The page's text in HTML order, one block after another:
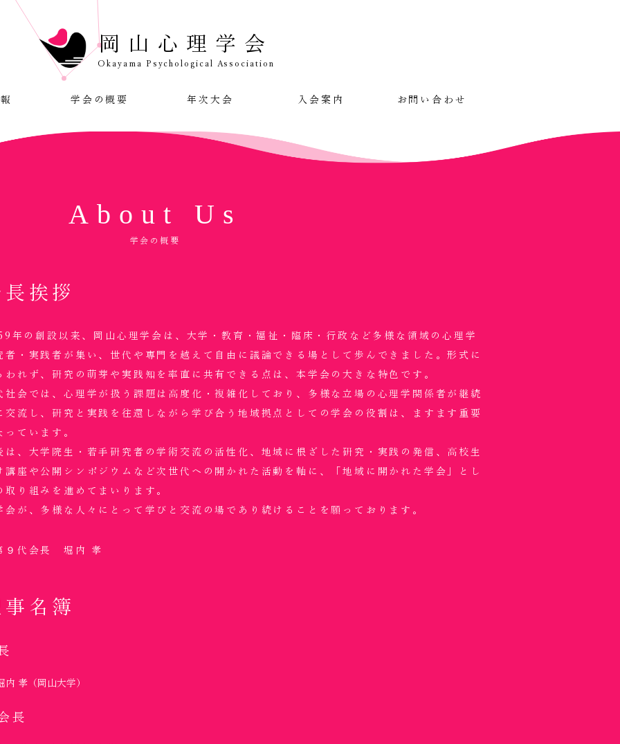
岡山心理学会
Okayama Psychological Association
学会の概要 年次大会 入会案内 お問い合わせ
About Us
学会の概要
長挨拶
年の創設以来、岡山心理学会は、大学・教育・福祉・臨床・行政など多様な領域の心理学
者・実践者が集い、世代や専門を越えて自由に議論できる場として歩んできました。形式に
われず、研究の萌芽や実践知を率直に共有できる点は、本学会の大きな特色です。
社会では、心理学が扱う課題は高度化・複雑化しており、多様な立場の心理学関係者が継続
交流し、研究と実践を往還しながら学び合う地域拠点としての学会の役割は、ますます重要
っています。
は、大学院生・若手研究者の学術交流の活性化、地域に根ざした研究・実践の発信、高校生
講座や公開シンポジウムなど次世代への開かれた活動を軸に、「地域に開かれた学会」とし
取り組みを進めてまいります。
会が、多様な人々にとって学びと交流の場であり続けることを願っております。
代会長 堀内 孝
事名簿
内 孝（岡山大学）
長